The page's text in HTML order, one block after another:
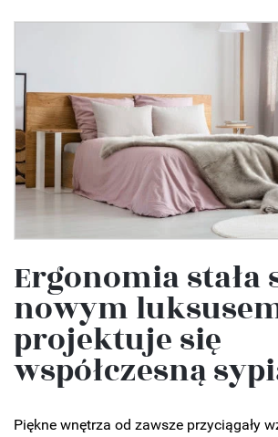
Ergonomia stała
nowym
projektuje się
współczesną
Piękne wnętrza od zawsze przyciągały